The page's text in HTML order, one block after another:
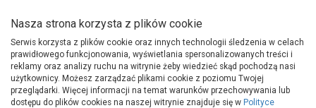
Strona główna Narzędzia
Elektronarzędzia, osprzęt
Lutownice, pistolety do kleju, opalarki
Lutownice
Nasza strona korzysta z plików cookie
Serwis korzysta z plików cookie oraz innych technologii śledzenia w celach
prawidłowego funkcjonowania, wyświetlania spersonalizowanych treści i
reklamy oraz analizy ruchu na witrynie żeby wiedzieć skąd pochodzą nasi
użytkownicy. Możesz zarządzać plikami cookie z poziomu Twojej
przeglądarki. Więcej informacji na temat warunków przechowywania lub
dostępu do plików cookies na naszej witrynie znajduje się w Polityce